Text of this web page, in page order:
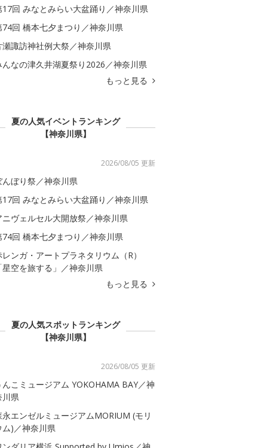
17回 みなとみらい大盆踊り／神奈川県
74回 橋本七夕まつり／神奈川県
瀬諏訪神社例大祭／神奈川県
んなの津久井湖夏祭り2026／神奈川県
もっと見る
夏の人気イベントランキング
【神奈川県】
2026/08/05 更新
んぼり祭／神奈川県
17回 みなとみらい大盆踊り／神奈川県
ニヴェルセル大開放祭／神奈川県
74回 橋本七夕まつり／神奈川県
レンガ・アートプラネタリウム（R）
星空を旅する」／神奈川県
もっと見る
夏の人気スポットランキング
【神奈川県】
2026/08/05 更新
んこミュージアム YOKOHAMA BAY／神
川県
永エンゼルミュージアムMORIUM (モリ
ム)／神奈川県